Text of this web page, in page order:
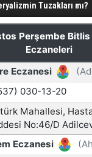
Tuzakları mı?